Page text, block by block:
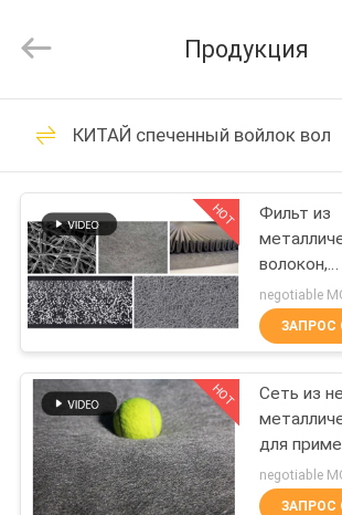
ДОМ
ПРОДУКТЫ
ВИДЕО
ШОУ
VR
НАС
Materials
Rights
Спеченное
волокно
волокно
нержавеющей
стали
Продукция
КИТАЙ спеченный войлок
HOT
Фильт из
волокон,
negotiable
ЗАПРОС
HOT
Сеть из
для
DPF/GPF
negotiable
ЗАПРОС